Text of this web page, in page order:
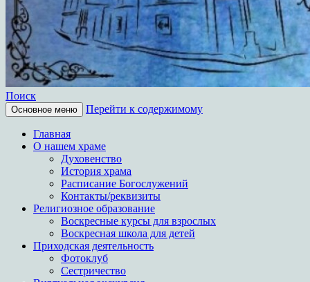
Храм в честь иконы
Богородицы Целительница
Поиск
Основное меню Перейти к содержимому
Главная
О нашем храме
Духовенство
История храма
Расписание Богослужений
Контакты/реквизиты
Религиозное образование
Воскресные курсы для взрослых
Воскресная школа для детей
Приходская деятельность
Фотоклуб
Сестричество